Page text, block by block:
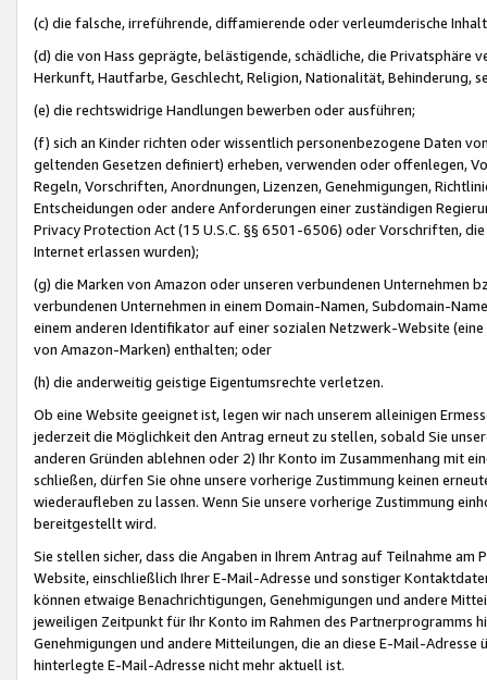
(c) die falsche, irreführende, diffamierende oder verleumderische
(d) die von Hass geprägte, belästigende, schädliche, die Privatsphäre
Herkunft, Hautfarbe, Geschlecht, Religion, Nationalität, Behinderung,
(e) die rechtswidrige Handlungen bewerben oder ausführen;
(f) sich an Kinder richten oder wissentlich personenbezogene Daten
geltenden Gesetzen definiert) erheben, verwenden oder offenlegen,
Regeln, Vorschriften, Anordnungen, Lizenzen, Genehmigungen,
Entscheidungen oder andere Anforderungen einer zuständigen
Privacy Protection Act (15 U.S.C. §§ 6501-6506) oder Vorschriften,
Internet erlassen wurden);
(g) die Marken von Amazon oder unseren verbundenen Unternehmen
verbundenen Unternehmen in einem Domain-Namen, Subdomain-
einem anderen Identifikator auf einer sozialen Netzwerk-Website
von Amazon-Marken) enthalten; oder
(h) die anderweitig geistige Eigentumsrechte verletzen.
Ob eine Website geeignet ist, legen wir nach unserem alleinigen
jederzeit die Möglichkeit den Antrag erneut zu stellen, sobald Sie
anderen Gründen ablehnen oder 2) Ihr Konto im Zusammenhang mit
schließen, dürfen Sie ohne unsere vorherige Zustimmung keinen
wiederaufleben zu lassen. Wenn Sie unsere vorherige Zustimmung
bereitgestellt wird.
Sie stellen sicher, dass die Angaben in Ihrem Antrag auf Teilnahme
Website, einschließlich Ihrer E-Mail-Adresse und sonstiger
können etwaige Benachrichtigungen, Genehmigungen und andere
jeweiligen Zeitpunkt für Ihr Konto im Rahmen des Partnerprogramms
Genehmigungen und andere Mitteilungen, die an diese E-Mail-
hinterlegte E-Mail-Adresse nicht mehr aktuell ist.